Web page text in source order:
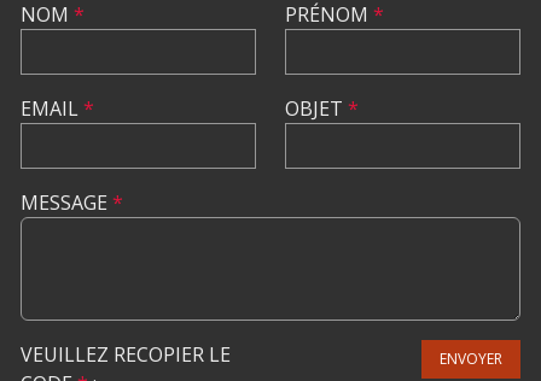
NOM *
EMAIL*
PRÉNOM *
OBJET *
MESSAGE *
VEUILLEZ RECOPIER LE
ENVOYER